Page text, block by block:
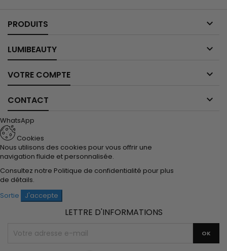
PRODUITS 
LUMIBEAUTY 
VOTRE COMPTE 
CONTACT 
WhatsApp
Cookies
Nous utilisons des cookies pour vous offrir une
navigation fluide et personnalisée.
Consultez notre Politique de confidentialité pour plus
de détails.
Sortie
J'accepte
LETTRE D'INFORMATIONS